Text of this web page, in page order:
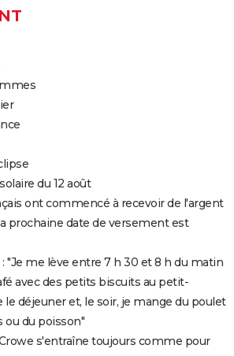
du 12 août
ont commencé à recevoir de l'argent
prochaine date de versement est
: "Je me lève entre 7 h 30 et 8 h du matin
avec des petits biscuits au petit-
le déjeuner et, le soir, je mange du poulet
ou du poisson"
s'entraîne toujours comme pour